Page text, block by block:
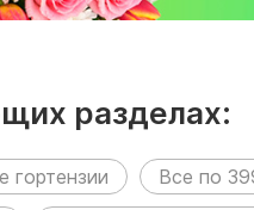
разделах:
гортензии
Все по